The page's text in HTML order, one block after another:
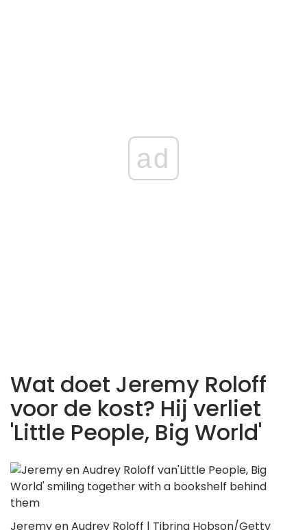
ad
Wat doet Jeremy Roloff
voor de kost? Hij verliet
'Little People, Big World'
Jeremy en Audrey Roloff | Tibrina Hobson/Getty